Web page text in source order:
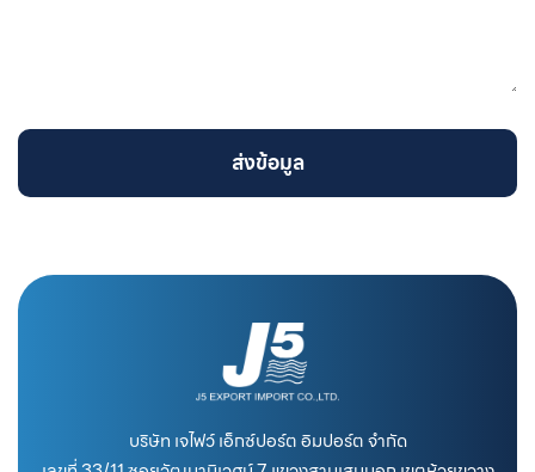
ส่งข้อมูล
บริษัท เจไฟว์ เอ็กซ์ปอร์ต อิมปอร์ต จำกัด